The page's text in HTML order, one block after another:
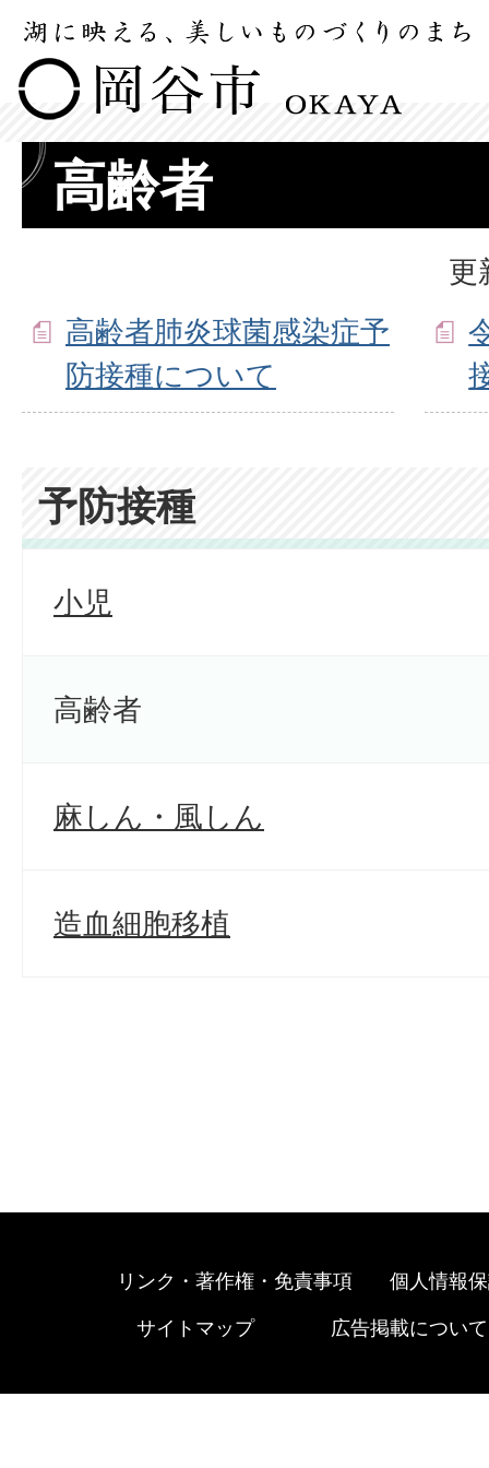
高齢者
更
高齢者肺炎球菌感染症予
防接種について
予防接種
小児
高齢者
麻しん・風しん
造血細胞移植
リンク・著作権・免責事項 個人情報
サイトマップ 広告掲載について